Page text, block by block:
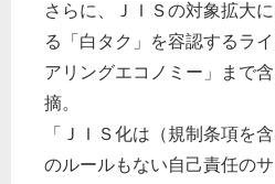
さらに、ＪＩＳの対象拡大
る「白タク」を容認するラ
アリングエコノミー」まで
摘。
「ＪＩＳ化は（規制条項を
のルールもない自己責任の